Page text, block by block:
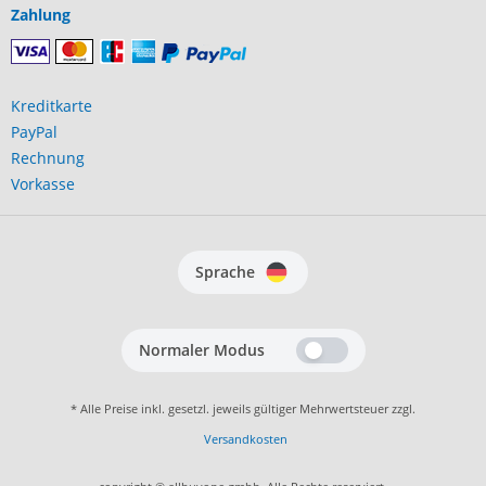
Zahlung
Kreditkarte
PayPal
Rechnung
Vorkasse
Sprache
Normaler Modus
* Alle Preise inkl. gesetzl. jeweils gültiger Mehrwertsteuer zzgl.
Versandkosten